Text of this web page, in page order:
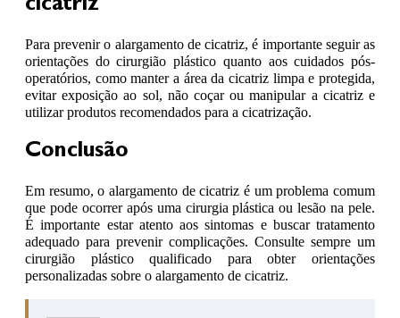
cicatriz
Para prevenir o alargamento de cicatriz, é importante seguir as
orientações do cirurgião plástico quanto aos cuidados pós-
operatórios, como manter a área da cicatriz limpa e protegida,
evitar exposição ao sol, não coçar ou manipular a cicatriz e
utilizar produtos recomendados para a cicatrização.
Conclusão
Em resumo, o alargamento de cicatriz é um problema comum
que pode ocorrer após uma cirurgia plástica ou lesão na pele.
É importante estar atento aos sintomas e buscar tratamento
adequado para prevenir complicações. Consulte sempre um
cirurgião plástico qualificado para obter orientações
personalizadas sobre o alargamento de cicatriz.